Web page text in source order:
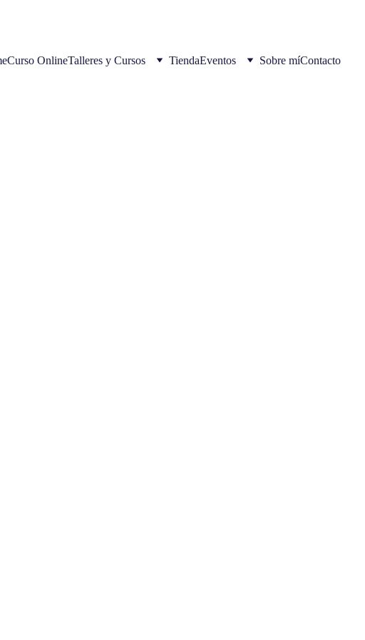
Curso OnlineTalleres y Cursos TiendaEventos Sobre míContacto